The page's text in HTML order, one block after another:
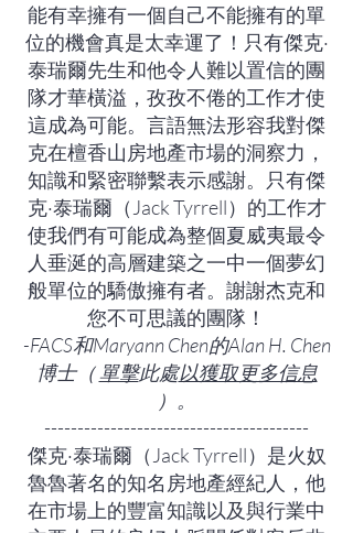
能有幸擁有一個自己不能擁有的單
位的機會真是太幸運了！只有傑克·
泰瑞爾先生和他令人難以置信的團
隊才華橫溢，孜孜不倦的工作才使
這成為可能。言語無法形容我對傑
克在檀香山房地產市場的洞察力，
知識和緊密聯繫表示感謝。只有傑
克·泰瑞爾（Jack Tyrrell）的工作才
使我們有可能成為整個夏威夷最令
人垂涎​​的高層建築之一中一個夢幻
般單位的驕傲擁有者。謝謝杰克和
您不可思議的團隊！
-FACS和Maryann Chen的Alan H. Chen
博士（單擊此處以獲取更多信息
）。
----------------------------------------
傑克·泰瑞爾（Jack Tyrrell）是火奴
魯魯著名的知名房地產經紀人，他
在市場上的豐富知識以及與行業中